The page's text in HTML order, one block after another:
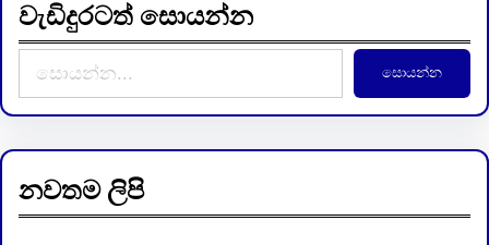
වැඩිදුරටත් සොයන්න
e
a
r
c
h
සොයන්න
නවතම ලිපි